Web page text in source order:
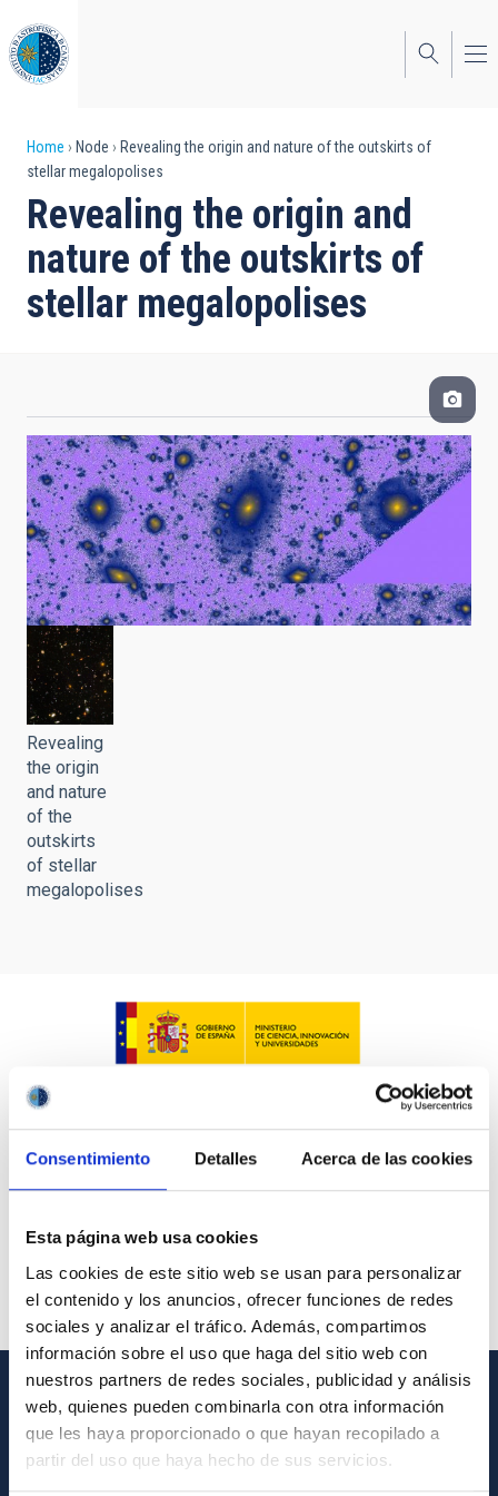
Consentimiento Detalles Acerca de las cookies
Esta página web usa cookies
Las cookies de este sitio web se usan para personalizar
el contenido y los anuncios, ofrecer funciones de redes
sociales y analizar el tráfico. Además, compartimos
información sobre el uso que haga del sitio web con
nuestros partners de redes sociales, publicidad y análisis
web, quienes pueden combinarla con otra información
que les haya proporcionado o que hayan recopilado a
partir del uso que haya hecho de sus servicios.
to
main
content
Breadcrumb
Home Node
Revealing the origin and nature of the outskirts of
stellar megalopolises
Revealing the origin and
nature of the outskirts of
stellar megalopolises
Revealing
the origin
and nature
of the
outskirts
of stellar
megalopolises
GENERAL INFORMATION
Contact